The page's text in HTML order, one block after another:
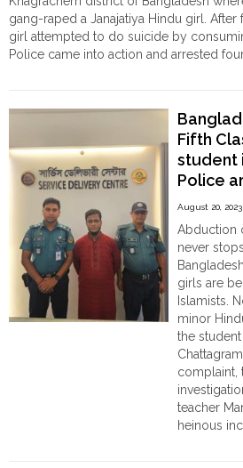
Politics
Law
Hindu
gang-raped a Janajatiya Hindu girl. After
girl attempted to do suicide by
Police came into action and arrested four
Islamists
and
gang-
raped
Janajatiya
Hindu
girl
in
Khagracherri"
Fifth
student
Police
Manjurul
August 20, 2023
Abduction
never
girls are
Islamists.
minor
the
complaint,
teacher
heinous